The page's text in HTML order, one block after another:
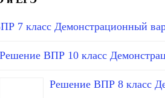
7 класс Демонстрационный
Решение ВПР 10 класс
Решение ВПР 8 класс